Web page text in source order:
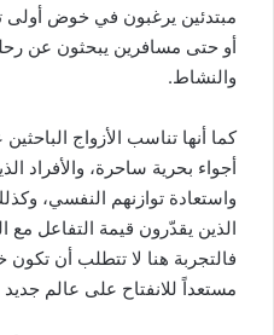
مبتدئين يرغبون في خوض أولى
أو حتى مسافرين يبحثون عن
والنشاط.
كما أنها تناسب الأزواج
أجواء بحرية ساحرة، والأفراد
واستعادة توازنهم النفسي،
الذين يقدّرون قيمة التفاعل مع
فالتجربة هنا لا تتطلب أن تكون
مستعداً للانفتاح على عالم